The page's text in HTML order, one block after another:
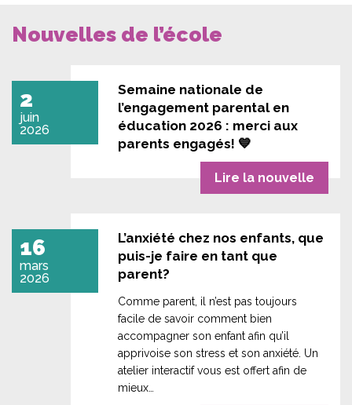
Nouvelles de l’école
2
juin
2026
Semaine nationale de
l’engagement parental en
éducation 2026 : merci aux
parents engagés! 💙
Lire la nouvelle
16
mars
2026
L’anxiété chez nos enfants, que
puis-je faire en tant que
parent?
Comme parent, il n’est pas toujours
facile de savoir comment bien
accompagner son enfant afin qu’il
apprivoise son stress et son anxiété. Un
atelier interactif vous est offert afin de
mieux…